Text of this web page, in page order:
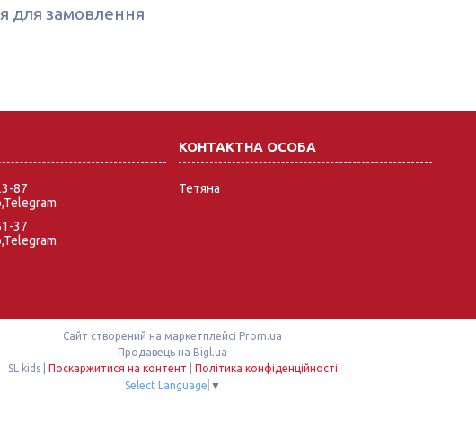
для замовлення
87
37
Тетяна
Сайт створений на маркетплейсі Prom.ua
Продавець на Bigl.ua
Поскаржитися на контент
Політика конфіденційності
Select Language ▼